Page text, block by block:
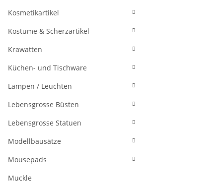
Kosmetikartikel
Kostüme & Scherzartikel
Krawatten
Küchen- und Tischware
Lampen / Leuchten
Lebensgrosse Büsten
Lebensgrosse Statuen
Modellbausätze
Mousepads
Muckle